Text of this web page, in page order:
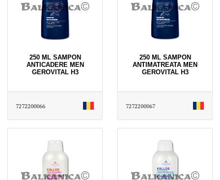
250 ML SAMPON
ANTICADERE MEN
GEROVITAL H3
7272200066
250 ML SAMPON
ANTIMATREATA MEN
GEROVITAL H3
7272200067